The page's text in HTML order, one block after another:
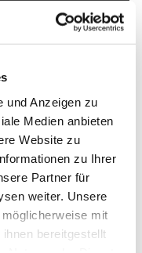
und Anzeigen zu
Medien anbieten
Website zu
zu Ihrer
Partner für
weiter. Unsere
mit
bereitgestellt
auch